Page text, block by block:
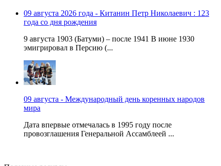
09 августа 2026 года - Китанин Петр Николаевич : 123
года со дня рождения
9 августа 1903 (Батуми) – после 1941 В июне 1930
эмигрировал в Персию (...
09 августа - Международный день коренных народов
мира
Дата впервые отмечалась в 1995 году после
провозглашения Генеральной Ассамблеей ...